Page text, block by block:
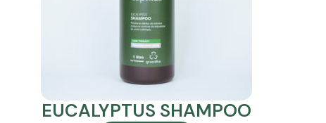
EUCALYPTUS SHAMPOO